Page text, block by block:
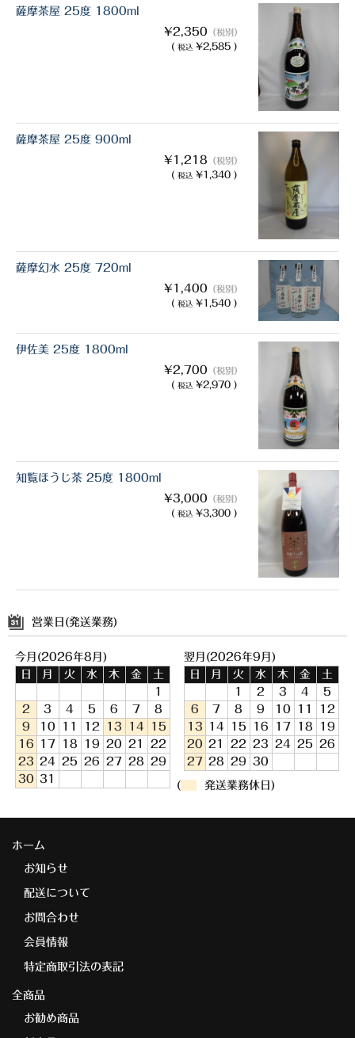
薩摩茶屋 25度 1800ml
¥2,350 （税別）
( 税込 ¥2,585 )
薩摩茶屋 25度 900ml
¥1,218 （税別）
( 税込 ¥1,340 )
薩摩幻水 25度 720ml
¥1,400 （税別）
( 税込 ¥1,540 )
伊佐美 25度 1800ml
¥2,700 （税別）
( 税込 ¥2,970 )
知覧ほうじ茶 25度 1800ml
¥3,000 （税別）
( 税込 ¥3,300 )
営業日(発送業務)
今月(2026年8月)
日
月 火 水 木 金
土
1
2
3 4 5 6 7
8
9
10 11 12 13 14
15
16
17 18 19 20 21
22
23 24 25 26 27 28
29
30 31
翌月(2026年9月)
日
月 火 水 木 金
土
1
2 3 4
5
6
7 8 9 10 11
12
13
14 15 16 17 18
19
20 21 22 23 24 25
26
27 28 29 30
( 発送業務休日)
ホーム
お知らせ
配送について
お問合わせ
会員情報
特定商取引法の表記
全商品
お勧め商品